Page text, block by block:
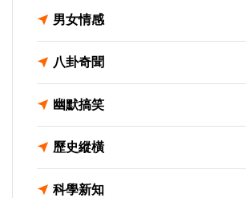
男女情感
八卦奇聞
幽默搞笑
歷史縱橫
科學新知